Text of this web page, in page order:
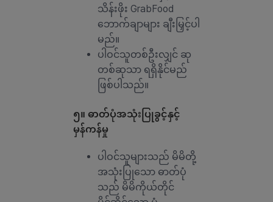
သိန်းဖိုး GrabFood
ဘောက်ချာများ ချီးမြှင့်ပါ
မည်။
ပါဝင်သူတစ်ဦးလျှင် ဆု
တစ်ဆုသာ ရရှိနိုင်မည်
ဖြစ်ပါသည်။
၅။ ဓာတ်ပုံအသုံးပြုခွင့်နှင့်
မှန်ကန်မှု
ပါဝင်သူများသည် မိမိတို့
အသုံးပြုသော ဓာတ်ပုံ
သည် မိမိကိုယ်တိုင်